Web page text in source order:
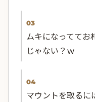
03
ムキになっててお
じゃない？ｗ
04
マウントを取るに